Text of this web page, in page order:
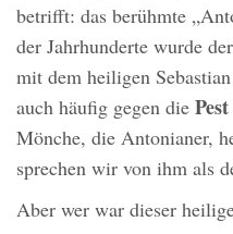
betrifft: das berühmte
der Jahrhunderte wurde
mit dem heiligen
auch häufig gegen die Pest
Mönche, die Antonianer,
sprechen wir von ihm als
Aber wer war dieser